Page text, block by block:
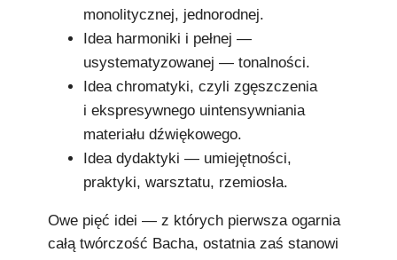
monolitycznej, jednorodnej.
Idea harmoniki i pełnej —
usystematyzowanej — tonalności.
Idea chromatyki, czyli zgęszczenia
i ekspresywnego uintensywniania
materiału dźwiękowego.
Idea dydaktyki — umiejętności,
praktyki, warsztatu, rzemiosła.
Owe pięć idei — z których pierwsza ogarnia
całą twórczość Bacha, ostatnia zaś stanowi